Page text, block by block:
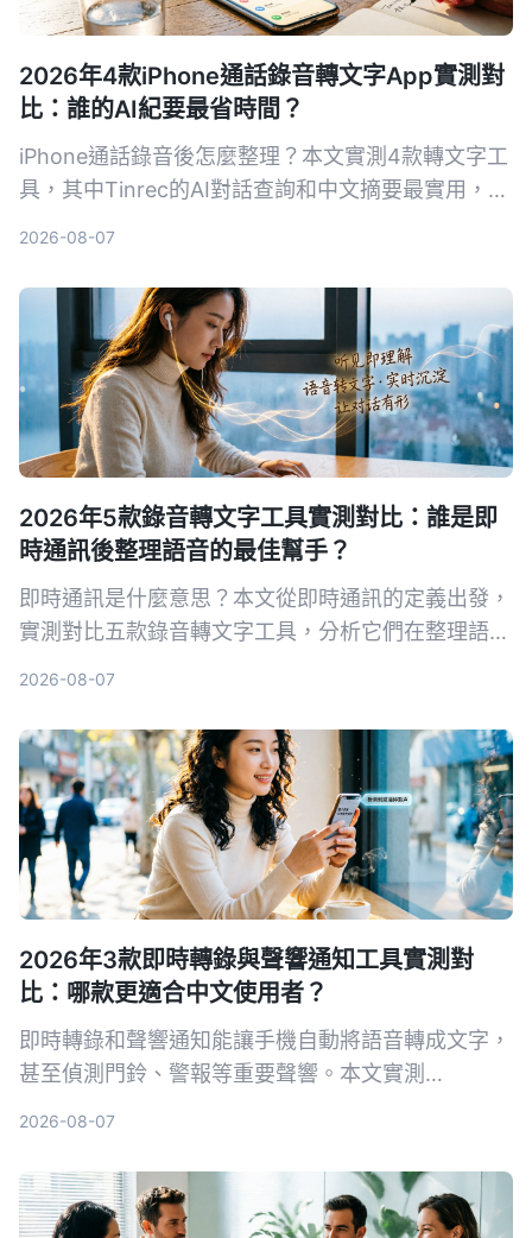
2026年4款iPhone通話錄音轉文字App實測對
比：誰的AI紀要最省時間？
iPhone通話錄音後怎麼整理？本文實測4款轉文字工
具，其中Tinrec的AI對話查詢和中文摘要最實用，適
2026-08-07
2026年5款錄音轉文字工具實測對比：誰是即
時通訊後整理語音的最佳幫手？
即時通訊是什麼意思？本文從即時通訊的定義出發，
實測對比五款錄音轉文字工具，分析它們在整理語音
2026-08-07
2026年3款即時轉錄與聲響通知工具實測對
比：哪款更適合中文使用者？
即時轉錄和聲響通知能讓手機自動將語音轉成文字，
甚至偵測門鈴、警報等重要聲響。本文實測
較，幫你找到最適合的選擇。
2026-08-07